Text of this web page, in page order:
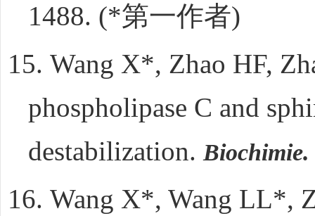
1488. (*第一作者)
15. Wang X*, Zhao HF,
phospholipase C and
destabilization. Biochimie.
16. Wang X*, Wang LL*,